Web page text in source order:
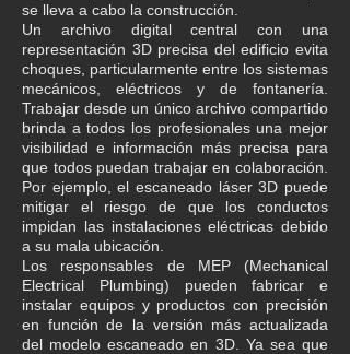
se lleva a cabo la construcción.
Un archivo digital central con una
representación 3D precisa del edificio evita
choques, particularmente entre los sistemas
mecánicos, eléctricos y de fontanería.
Trabajar desde un único archivo compartido
brinda a todos los profesionales una mejor
visibilidad e información más precisa para
que todos puedan trabajar en colaboración.
Por ejemplo, el escaneado láser 3D puede
mitigar el riesgo de que los conductos
impidan las instalaciones eléctricas debido
a su mala ubicación.
Los responsables de MEP (Mechanical
Electrical Plumbing) pueden fabricar e
instalar equipos y productos con precisión
en función de la versión más actualizada
del modelo escaneado en 3D. Ya sea que